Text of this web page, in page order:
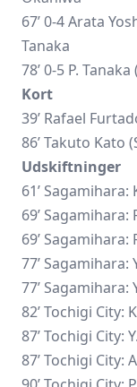
67’ 0-4 Arata
Tanaka
78’ 0-5 P.
Kort
39’ Rafael
86’ Takuto Kato
Udskiftninger
61’
69’
69’
77’ Sagamihara:
77’ Sagamihara:
82’ Tochigi City:
87’ Tochigi City:
87’ Tochigi City: